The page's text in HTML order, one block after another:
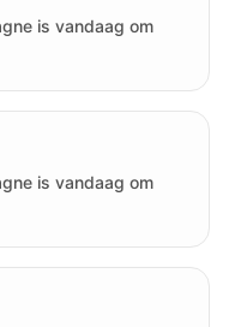
is vandaag om
is vandaag om